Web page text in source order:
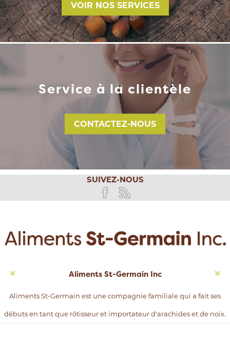
VOIR NOS SERVICES
Service à la clientèle
CONTACTEZ-NOUS
SUIVEZ-NOUS
Aliments St-Germain Inc
Aliments St-Germain est une compagnie familiale qui a fait ses
débuts en tant que rôtisseur et importateur d'arachides et de noix.